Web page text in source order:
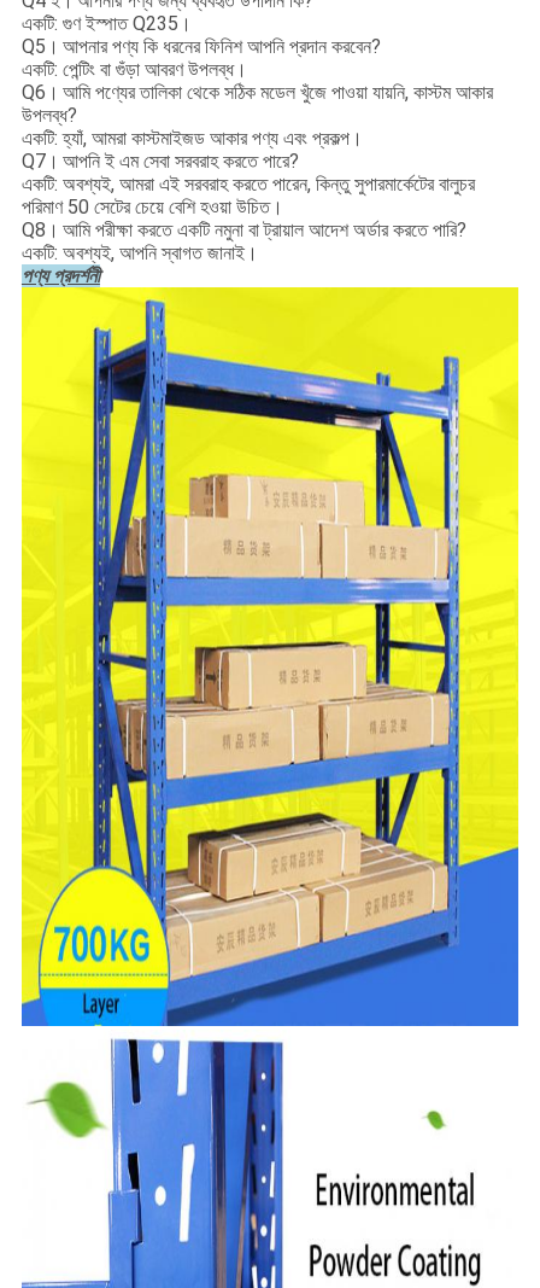
একটি: গুণ ইস্পাত Q235।
Q5। আপনার পণ্য কি ধরনের ফিনিশ আপনি প্রদান করবেন?
একটি: পেন্টিং বা গুঁড়া আবরণ উপলব্ধ।
Q6। আমি পণ্যের তালিকা থেকে সঠিক মডেল খুঁজে পাওয়া যায়নি, কাস্টম আকার
উপলব্ধ?
একটি: হ্যাঁ, আমরা কাস্টমাইজড আকার পণ্য এবং প্রকল্প।
Q7। আপনি ই এম সেবা সরবরাহ করতে পারে?
একটি: অবশ্যই, আমরা এই সরবরাহ করতে পারেন, কিন্তু সুপারমার্কেটের বালুচর
পরিমাণ 50 সেটের চেয়ে বেশি হওয়া উচিত।
Q8। আমি পরীক্ষা করতে একটি নমুনা বা ট্রায়াল আদেশ অর্ডার করতে পারি?
একটি: অবশ্যই, আপনি স্বাগত জানাই।
পণ্য প্রদর্শনী